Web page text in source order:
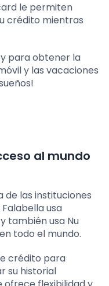
le permiten
crédito mientras
para obtener la
y las vacaciones
al mundo
de las instituciones
usa
también usa Nu
todo el mundo.
crédito para
su historial